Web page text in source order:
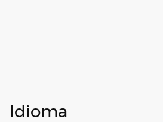
Idioma